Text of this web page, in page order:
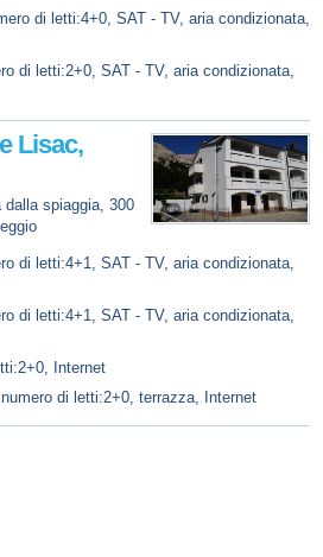
di letti:4+0, SAT - TV, aria condizionata,
di letti:2+0, SAT - TV, aria condizionata,
Lisac,
spiaggia, 300
di letti:4+1, SAT - TV, aria condizionata,
di letti:4+1, SAT - TV, aria condizionata,
Internet
numero di letti:2+0, terrazza, Internet